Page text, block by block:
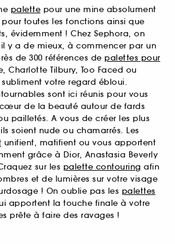
palette pour une mine absolument
toutes les fonctions ainsi que
évidemment ! Chez Sephora, on
y a de mieux, à commencer par un
de 300 références de palettes pour
Charlotte Tilbury, Too Faced ou
subliment votre regard ébloui.
sont ici réunis pour vous
de la beauté autour de fards
pailletés. A vous de créer les plus
soient nude ou chamarrés. Les
unifient, matifient ou vous apportent
grâce à Dior, Anastasia Beverly
sur les palette contouring afin
et de lumières sur votre visage
! On oublie pas les palettes
apportent la touche finale à votre
prête à faire des ravages !